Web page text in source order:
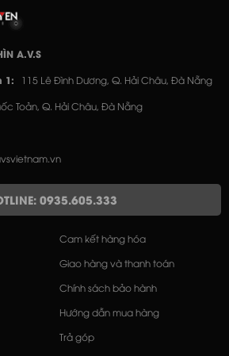
A.V.S
1: 115 Lê Đình Dương, Q. Hải Châu, Đà Nẵng
Toản, Q. Hải Châu, Đà Nẵng
0935.605.333
Cam kết hàng hóa
Giao hàng và thanh toán
Chính sách bảo hành
Hướng dẫn mua hàng
Trả góp